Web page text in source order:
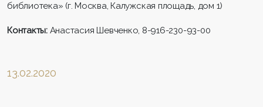
библиотека» (г. Москва, Калужская площадь, дом 1)
Контакты:Анастасия Шевченко, 8-916-230-93-00
13.02.2020